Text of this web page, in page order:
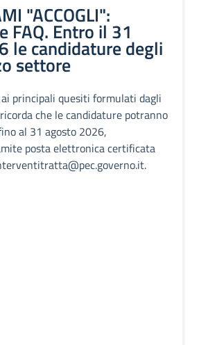
"ACCOGLI":
FAQ. Entro il 31
le candidature degli
settore
ai principali quesiti formulati dagli
che le candidature potranno
al 31 agosto 2026,
posta elettronica certificata